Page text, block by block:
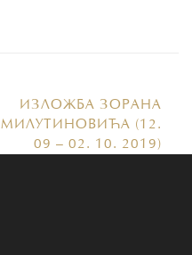
ИЗЛОЖБА ЗОРАНА
МИЛУТИНОВИЋА (12.
09 – 02. 10. 2019)